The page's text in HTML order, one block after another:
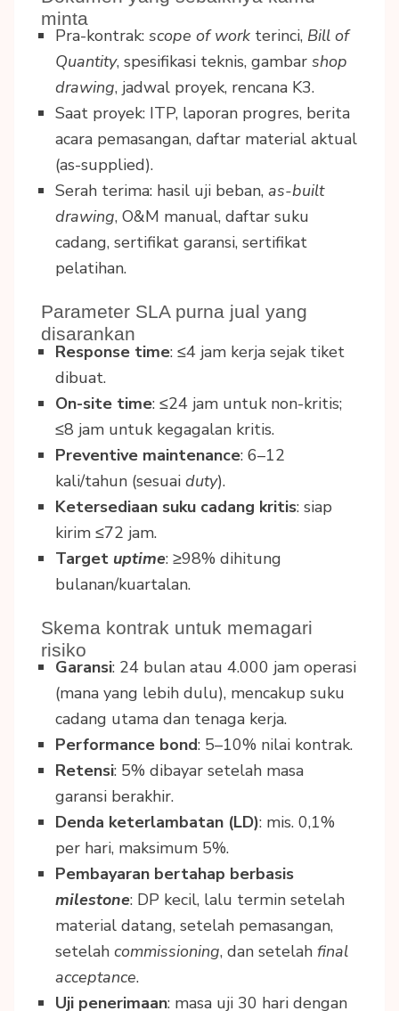
minta
Pra-kontrak: scope of work terinci, Bill of
Quantity, spesifikasi teknis, gambar shop
drawing, jadwal proyek, rencana K3.
Saat proyek: ITP, laporan progres, berita
acara pemasangan, daftar material aktual
(as-supplied).
Serah terima: hasil uji beban, as-built
drawing, O&M manual, daftar suku
cadang, sertifikat garansi, sertifikat
pelatihan.
Parameter SLA purna jual yang
disarankan
Response time: ≤4 jam kerja sejak tiket
dibuat.
On-site time: ≤24 jam untuk non-kritis;
≤8 jam untuk kegagalan kritis.
Preventive maintenance: 6–12
kali/tahun (sesuai duty).
Ketersediaan suku cadang kritis: siap
kirim ≤72 jam.
Target uptime: ≥98% dihitung
bulanan/kuartalan.
Skema kontrak untuk memagari
risiko
Garansi: 24 bulan atau 4.000 jam operasi
(mana yang lebih dulu), mencakup suku
cadang utama dan tenaga kerja.
Performance bond: 5–10% nilai kontrak.
Retensi: 5% dibayar setelah masa
garansi berakhir.
Denda keterlambatan (LD): mis. 0,1%
per hari, maksimum 5%.
Pembayaran bertahap berbasis
milestone: DP kecil, lalu termin setelah
material datang, setelah pemasangan,
setelah commissioning, dan setelah final
acceptance.
Uji penerimaan: masa uji 30 hari dengan